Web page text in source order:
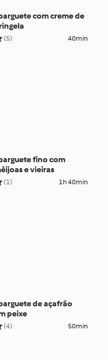
com creme de
(5) 40min
fino com
e vieiras
(1) 1h 40min
de açafrão
peixe
(4) 50min